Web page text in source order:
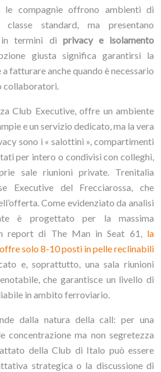
le compagnie offrono ambienti di
standard, ma presentano
in termini di privacy e isolamento
giusta significa garantirsi la
fatturare anche quando è necessario
collaboratori.
Club Executive, offre un ambiente
e un servizio dedicato, ma la vera
sono i « salottini », compartimenti
per intero o condivisi con colleghi,
sale riunioni private. Trenitalia
Executive del Frecciarossa, che
Come evidenziato da analisi
è progettato per la massima
report di The Man in Seat 61, la
solo 8-10 posti in pelle reclinabili
e, soprattutto, una sala riunioni
che garantisce un livello di
in ambito ferroviario.
dalla natura della call: per una
concentrazione ma non segretezza
della Club di Italo può essere
strategica o la discussione di